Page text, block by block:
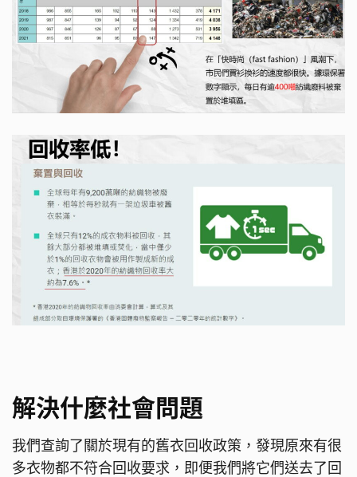
解決什麼社會問題
我們查詢了關於現有的舊衣回收政策，發現原來有很
多衣物都不符合回收要求，即便我們將它們送去了回